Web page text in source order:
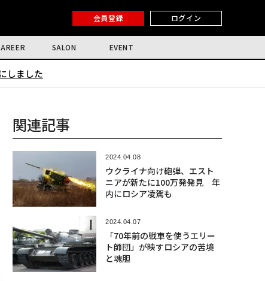
会員登録 ログイン
SALON EVENT
しました
関連記事
2024.04.08
ウクライナ向け砲弾、エスト
ニアが新たに100万発発見 年
内にロシア凌駕も
2024.04.07
「70年前の戦車を使うエリー
ト師団」が映すロシアの苦境
と魂胆